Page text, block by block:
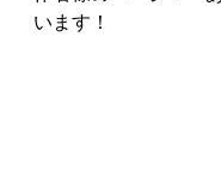
います！